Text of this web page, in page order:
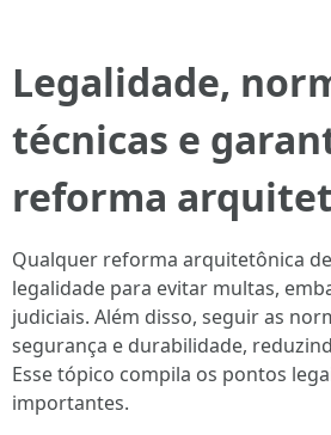
Legalidade,
técnicas e
reforma
Qualquer reforma arquitetônica
legalidade para evitar multas,
judiciais. Além disso, seguir as
segurança e durabilidade,
Esse tópico compila os pontos
importantes.